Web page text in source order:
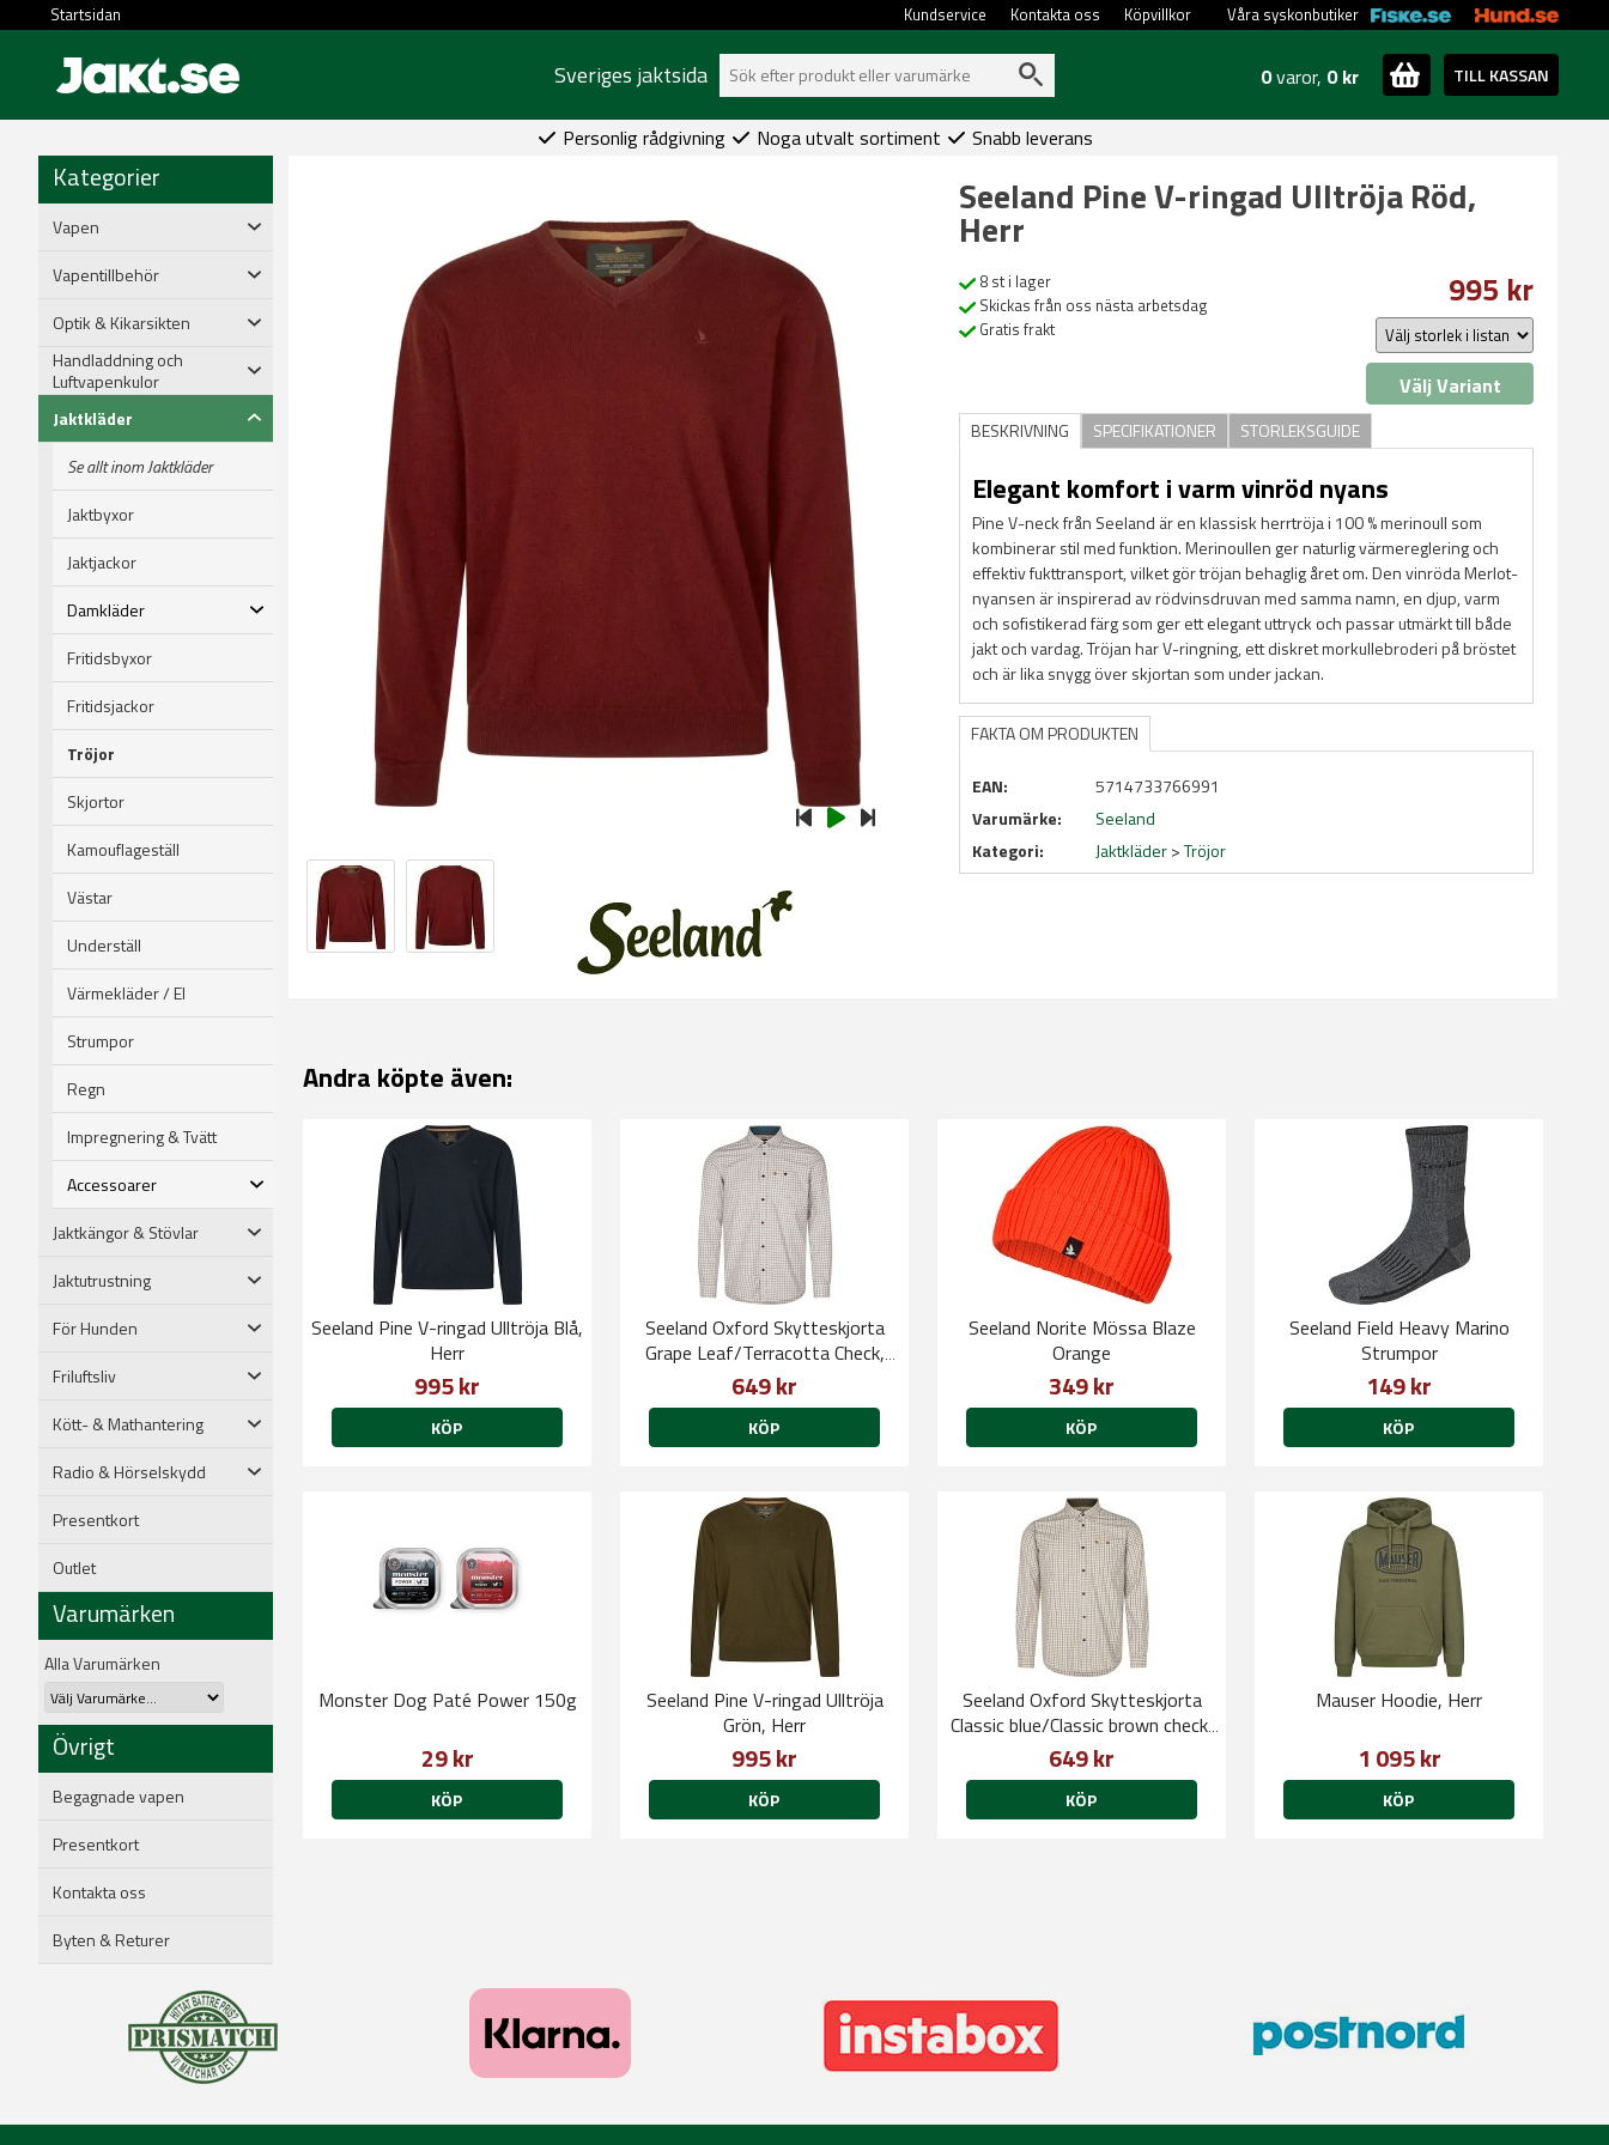
Startsidan Våra syskonbutiker
Köpvillkor
Kontakta oss
Kundservice
Sveriges jaktsida 0varor, 0 kr TILL KASSAN
Personlig rådgivning Noga utvalt sortiment Snabb leverans
Kategorier
Vapen
Vapentillbehör
Optik & Kikarsikten
Handladdning och
Luftvapenkulor
Jaktkläder
Se allt inom Jaktkläder
Jaktbyxor
Jaktjackor
Damkläder
Fritidsbyxor
Fritidsjackor
Tröjor
Skjortor
Kamouflageställ
Västar
Underställ
Värmekläder / El
Strumpor
Regn
Impregnering & Tvätt
Accessoarer
Jaktkängor & Stövlar
Jaktutrustning
För Hunden
Friluftsliv
Kött- & Mathantering
Radio & Hörselskydd
Presentkort
Outlet
Varumärken
Alla Varumärken
Övrigt
Begagnade vapen
Presentkort
Kontakta oss
Byten & Returer
Seeland Pine V-ringad Ulltröja Röd,
Herr
8 st i lager
Skickas från oss nästa arbetsdag
Gratis frakt
995 kr
Välj Variant
BESKRIVNING SPECIFIKATIONER STORLEKSGUIDE
Elegant komfort i varm vinröd nyans
Pine V-neck från Seeland är en klassisk herrtröja i 100 % merinoull som
kombinerar stil med funktion. Merinoullen ger naturlig värmereglering och
effektiv fukttransport, vilket gör tröjan behaglig året om. Den vinröda Merlot-
nyansen är inspirerad av rödvinsdruvan med samma namn, en djup, varm
och sofistikerad färg som ger ett elegant uttryck och passar utmärkt till både
jakt och vardag. Tröjan har V-ringning, ett diskret morkullebroderi på bröstet
och är lika snygg över skjortan som under jackan.
FAKTA OM PRODUKTEN
EAN:
5714733766991
Varumärke:
Seeland
Kategori:
Jaktkläder>Tröjor
Andra köpte även:
Seeland Pine V-ringad Ulltröja Blå,
Herr
995 kr
KÖP
Seeland Oxford Skytteskjorta
Grape Leaf/Terracotta Check,
Herr
649 kr
KÖP
Seeland Norite Mössa Blaze
Orange
349 kr
KÖP
Seeland Field Heavy Marino
Strumpor
149 kr
KÖP
Monster Dog Paté Power 150g
29 kr
KÖP
Seeland Pine V-ringad Ulltröja
Grön, Herr
995 kr
KÖP
Seeland Oxford Skytteskjorta
Classic blue/Classic brown check,
Herr
649 kr
KÖP
Mauser Hoodie, Herr
1 095 kr
KÖP